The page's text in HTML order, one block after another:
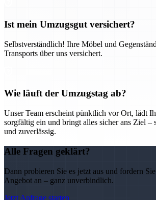
Ist mein Umzugsgut versichert?
Selbstverständlich! Ihre Möbel und
Transports über uns versichert.
Wie läuft der Umzugstag ab?
Unser Team erscheint pünktlich vor Ort, lädt
sorgfältig ein und bringt alles sicher ans Ziel –
und zuverlässig.
Alle Fragen geklärt?
Dann probieren Sie es jetzt aus und fordern
Angebot an – ganz unverbindlich.
Jetzt Anfrage starten